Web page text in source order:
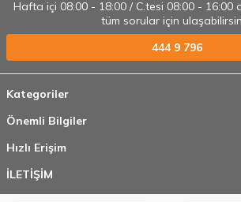
Hafta içi 08:00 - 18:00 / C.tesi 08:00 - 16:00
tüm sorular için
444 9 796
Kategoriler
Önemli Bilgiler
Hızlı Erişim
İLETİŞİM